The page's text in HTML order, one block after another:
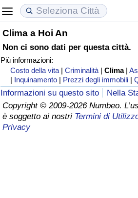
Clima a Hoi An
Non ci sono dati per questa città.
Più informazioni:
Costo della vita |Criminalità |Clima |
| Inquinamento | Prezzi degli immobili |
Informazioni su questo sito
Nella
Copyright © 2009-2026 Numbeo.
è soggetto ai nostri Termini di
Privacy
Costo della vita
Indice Del Costo Della Vita
Indice Del Costo Della Vita
Indice del Costo della Vita per
Prezzi degli immobili
Indice del Prezzo delle Case
Indice del Prezzo delle Case
Indice del Prezzo delle Case per
Qualità della Vita
Indice della Qualità della Vita
Indice della Qualità della Vita
Indice della qualità della vita per